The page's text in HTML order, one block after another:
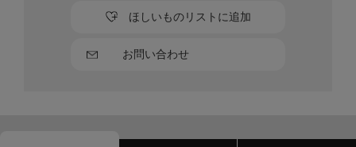
お問い合わせ
ほしいものリストに追加